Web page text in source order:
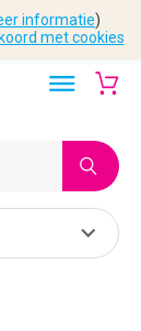
informatie)
met cookies